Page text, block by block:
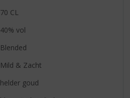
70 CL
40% vol
Blended
Mild & Zacht
helder goud